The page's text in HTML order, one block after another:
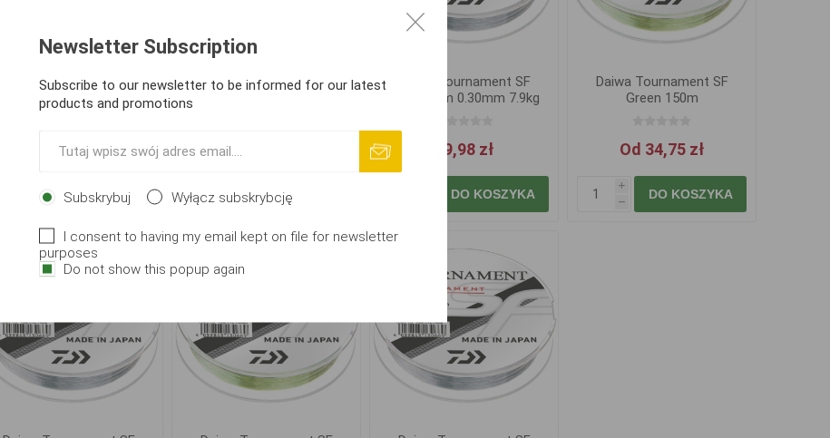
Daiwa Tournament SF
Grey 150m 0.20mm 3.5kg
34,75 zł
DO KOSZYKA
Daiwa Tournament SF
Grey 150m 0.26mm 5.7kg
h
DO KOSZYKA
Daiwa Tournament SF
Grey 150m 0.30mm 7.9kg
39,98 zł
DO KOSZYKA
Daiwa Tournament SF
Green 150m
Od 34,75 zł
i
h
DO KOSZYKA
Newsletter Subscription
Subscribe to our newsletter to be informed for our latest
products and promotions
Subskrybuj Wyłącz subskrybcję
I consent to having my email kept on file for newsletter
purposes
Do not show this popup again